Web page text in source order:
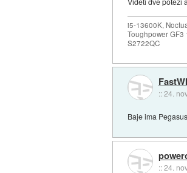
i5-13600K,
Toughpower GF3
S2722QC
::24.
Baje ima
::24.